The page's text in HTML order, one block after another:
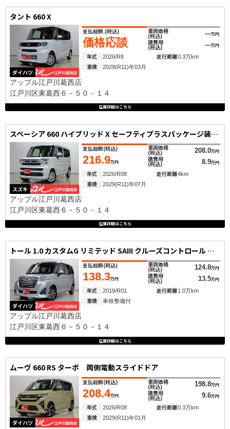
タント 660 X
ダイハツ
支払総額.(税込)
価格応談
車両価格
(税込) ---万円
諸費用
(税込) ---万円
年式 2026/R8 走行距離0.3万km
車検 2029(R11)年03月
アップル江戸川葛西店
江戸川区東葛西６－５０－１４
在庫詳細はこちら
スペーシア 660 ハイブリッド X セーフティプラスパッケージ装着車 セーフティサポート装着車両側電動スライド
スズキ
支払総額(税込)
216.9万円
車両価格
(税込) 208.0万円
諸費用
(税込) 8.9万円
年式 2026/R08 走行距離4km
車検 2029(R11)年07月
アップル江戸川葛西店
江戸川区東葛西６－５０－１４
在庫詳細はこちら
トール 1.0 カスタムG リミテッド SAIII クルーズコントロール 衝突被害軽減ブレー
ダイハツ
支払総額(税込)
138.3万円
車両価格
(税込) 124.8万円
諸費用
(税込) 13.5万円
年式 2019/R01 走行距離1.0万km
車検 車検整備付
アップル江戸川葛西店
江戸川区東葛西６－５０－１４
在庫詳細はこちら
ムーヴ 660 RS ターボ 両側電動スライドドア
ダイハツ
支払総額(税込)
208.4万円
車両価格
(税込) 198.8万円
諸費用
(税込) 9.6万円
年式 2026/R08 走行距離0.3万km
車検 2029(R11)年01月